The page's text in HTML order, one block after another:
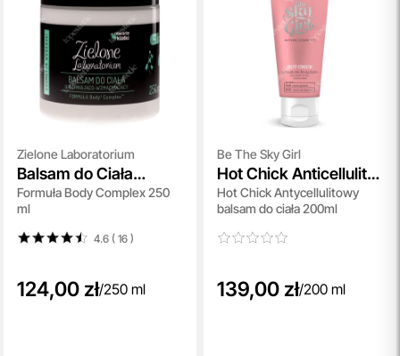
Zielone Laboratorium
Balsam do Ciała
Ujędrniająco-
Wzmacniający
Formuła Body Complex 250
ml
4.6 ( 16)
124,00 zł/250 ml
Be The Sky Girl
Hot Chick Anticellulite
Body Balm
Hot Chick Antycellulitowy
balsam do ciała 200ml
139,00 zł/200 ml